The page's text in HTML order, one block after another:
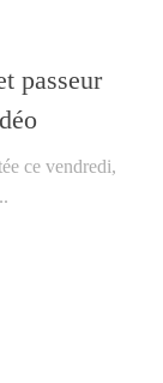
passeur
ce vendredi,